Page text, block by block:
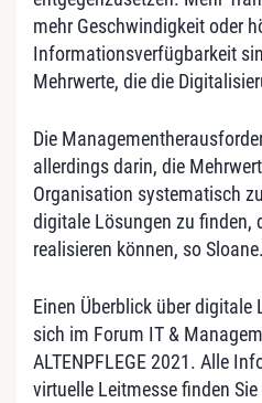
mehr Geschwindigkeit oder
Informationsverfügbarkeit
Mehrwerte, die die
Die
allerdings darin, die
Organisation systematisch
digitale Lösungen zu finden,
realisieren können, so Sloane.
Einen Überblick über
sich im Forum IT &
ALTENPFLEGE 2021. Alle
virtuelle Leitmesse finden